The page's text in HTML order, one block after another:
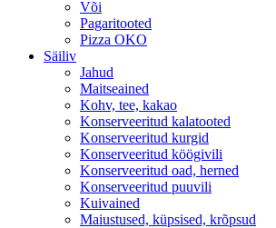
Või
Pagaritooted
Pizza OKO
Säiliv
Jahud
Maitseained
Kohv, tee, kakao
Konserveeritud kalatooted
Konserveeritud kurgid
Konserveeritud köögivili
Konserveeritud oad, herned
Konserveeritud puuvili
Kuivained
Maiustused, küpsised, krõpsud